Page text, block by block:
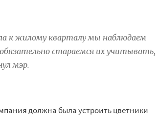
к жилому кварталу мы наблюдаем
стараемся их учитывать,
мэр.
должна была устроить цветники